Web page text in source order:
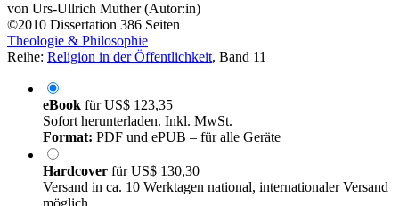
von Urs-Ullrich Muther (Autor:in)
©2010 Dissertation 386 Seiten
Theologie & Philosophie
Reihe: Religion in der Öffentlichkeit, Band 11
eBook fürUS$ 123,35
Sofort herunterladen. Inkl. MwSt.
Format: PDF und ePUB – für alle Geräte
Hardcover fürUS$ 130,30
Versand in ca. 10 Werktagen national, internationaler Versand